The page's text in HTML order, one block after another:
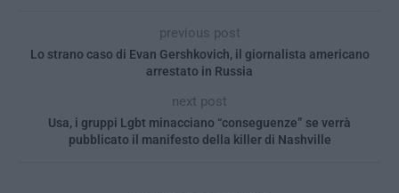
previous post
Lo strano caso di Evan Gershkovich, il giornalista americano
arrestato in Russia
next post
Usa, i gruppi Lgbt minacciano “conseguenze” se verrà
pubblicato il manifesto della killer di Nashville